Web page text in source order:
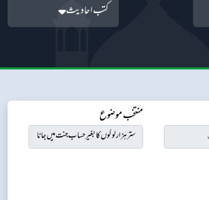
کتب احادیث
منتخب موضوع